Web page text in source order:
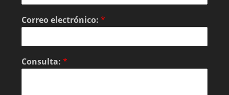
Correo electrónico: *
Consulta: *